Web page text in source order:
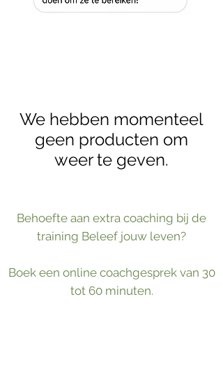
We hebben momenteel
geen producten om
weer te geven.
Behoefte aan extra coaching bij de
training Beleef jouw leven?
Boek een online coachgesprek van 30
tot 60 minuten.